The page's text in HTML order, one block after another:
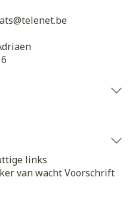
telenet.be
links
van wachtVoorschrift